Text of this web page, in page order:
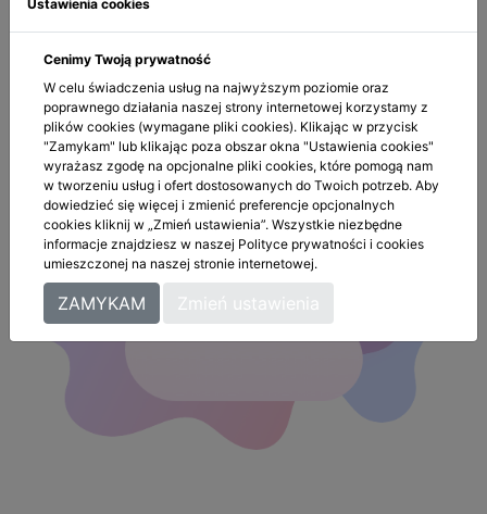
Ustawy o świadczeniu usług drogą elektroniczną,
Prawo Telekomunikacyjne i wymaganiami UODO.
CZYTAJ WIĘCEJ
Ustawienia cookies
Cenimy Twoją prywatność
W celu świadczenia usług na najwyższym poziomie oraz
poprawnego działania naszej strony internetowej korzystamy z
plików cookies (wymagane pliki cookies). Klikając w przycisk
"Zamykam" lub klikając poza obszar okna "Ustawienia cookies"
wyrażasz zgodę na opcjonalne pliki cookies, które pomogą nam
w tworzeniu usług i ofert dostosowanych do Twoich potrzeb. Aby
dowiedzieć się więcej i zmienić preferencje opcjonalnych
cookies kliknij w „Zmień ustawienia”. Wszystkie niezbędne
informacje znajdziesz w naszej Polityce prywatności i cookies
umieszczonej na naszej stronie internetowej.
ZAMYKAM Zmień ustawienia